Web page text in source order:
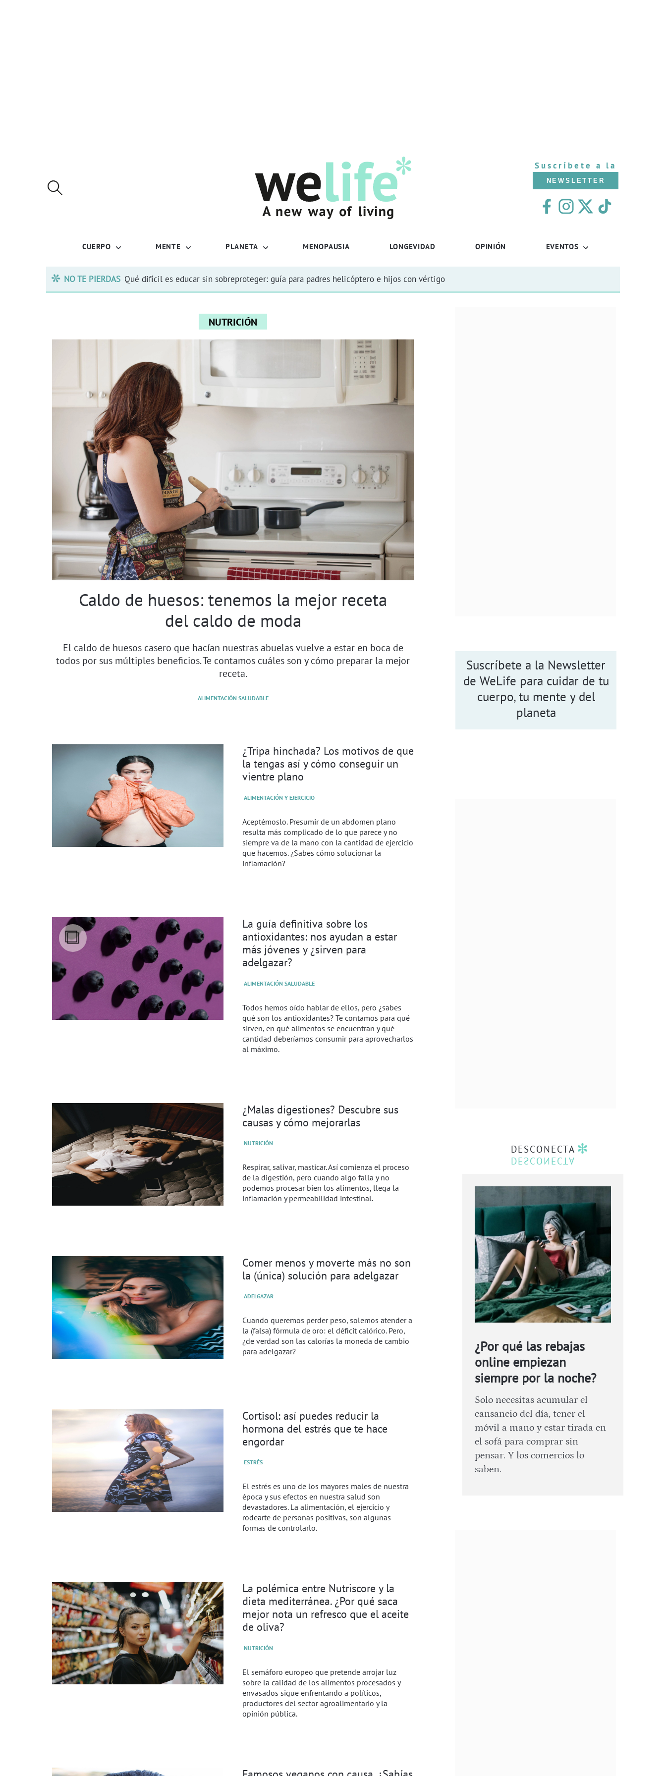
Suscríbete a la
NEWSLETTER
CUERPO MENTE PLANETA MENOPAUSIA LONGEVIDAD OPINIÓN EVENTOS
NO TE PIERDAS Qué difícil es educar sin sobreproteger: guía para padres helicóptero e hijos con vértigo
NUTRICIÓN
Caldo de huesos: tenemos la mejor receta
del caldo de moda
El caldo de huesos casero que hacían nuestras abuelas vuelve a estar en boca de
todos por sus múltiples beneficios. Te contamos cuáles son y cómo preparar la mejor
receta.
ALIMENTACIÓN SALUDABLE
¿Tripa hinchada? Los motivos de que
la tengas así y cómo conseguir un
vientre plano
ALIMENTACIÓN Y EJERCICIO
Aceptémoslo. Presumir de un abdomen plano
resulta más complicado de lo que parece y no
siempre va de la mano con la cantidad de ejercicio
que hacemos. ¿Sabes cómo solucionar la
inflamación?
La guía definitiva sobre los
antioxidantes: nos ayudan a estar
más jóvenes y ¿sirven para
adelgazar?
ALIMENTACIÓN SALUDABLE
Todos hemos oído hablar de ellos, pero ¿sabes
qué son los antioxidantes? Te contamos para qué
sirven, en qué alimentos se encuentran y qué
cantidad deberíamos consumir para aprovecharlos
al máximo.
¿Malas digestiones? Descubre sus
causas y cómo mejorarlas
NUTRICIÓN
Respirar, salivar, masticar. Así comienza el proceso
de la digestión, pero cuando algo falla y no
podemos procesar bien los alimentos, llega la
inflamación y permeabilidad intestinal.
Comer menos y moverte más no son
la (única) solución para adelgazar
ADELGAZAR
Cuando queremos perder peso, solemos atender a
la (falsa) fórmula de oro: el déficit calórico. Pero,
¿de verdad son las calorías la moneda de cambio
para adelgazar?
Cortisol: así puedes reducir la
hormona del estrés que te hace
engordar
ESTRÉS
El estrés es uno de los mayores males de nuestra
época y sus efectos en nuestra salud son
devastadores. La alimentación, el ejercicio y
rodearte de personas positivas, son algunas
formas de controlarlo.
La polémica entre Nutriscore y la
dieta mediterránea. ¿Por qué saca
mejor nota un refresco que el aceite
de oliva?
NUTRICIÓN
El semáforo europeo que pretende arrojar luz
sobre la calidad de los alimentos procesados y
envasados sigue enfrentando a políticos,
productores del sector agroalimentario y la
opinión pública.
Suscríbete a la Newsletter
de WeLife para cuidar de tu
cuerpo, tu mente y del
planeta
DESCONECTA
¿Por qué las rebajas
online empiezan
siempre por la noche?
Solo necesitas acumular el
cansancio del día, tener el
móvil a mano y estar tirada en
el sofá para comprar sin
pensar. Y los comercios lo
saben.